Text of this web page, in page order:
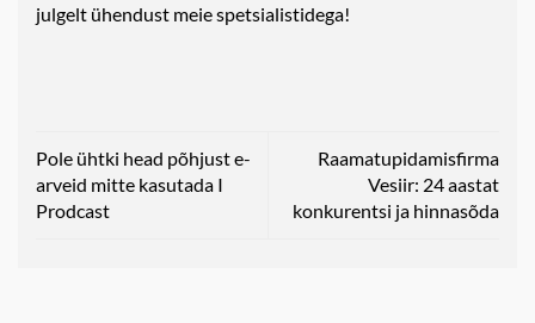
julgelt ühendust meie spetsialistidega!
Pole ühtki head põhjust e-
arveid mitte kasutada I
Prodcast
Raamatupidamisfirma
Vesiir: 24 aastat
konkurentsi ja hinnasõda